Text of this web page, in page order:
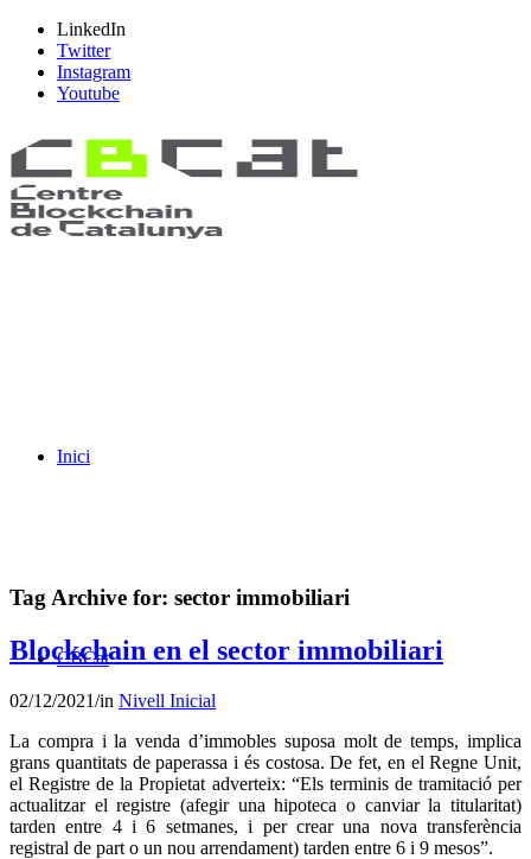
LinkedIn
Twitter
Instagram
Youtube
Inici
CBCat
Tag Archive for: sector immobiliari
Blockchain en el sector immobiliari
02/12/2021/in Nivell Inicial
La compra i la venda d’immobles suposa molt de temps, implica
grans quantitats de paperassa i és costosa. De fet, en el Regne Unit,
el Registre de la Propietat adverteix: “Els terminis de tramitació per
actualitzar el registre (afegir una hipoteca o canviar la titularitat)
tarden entre 4 i 6 setmanes, i per crear una nova transferència
registral de part o un nou arrendament) tarden entre 6 i 9 mesos”.